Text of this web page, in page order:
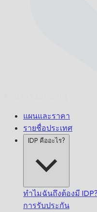
แผนและราคา
รายชื่อประเทศ
IDP คืออะไร?
ทำไมฉันถึงต้องมี IDP?
การรับประกัน